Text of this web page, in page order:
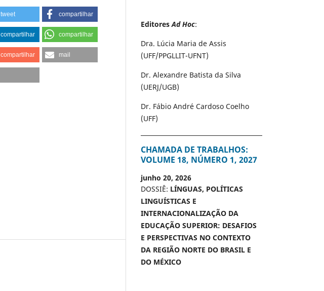
tweet compartilhar
compartilhar compartilhar
compartilhar mail
EditoresAd Hoc:
Dra. Lúcia Maria de Assis
(UFF/PPGLLIT-UFNT)
Dr. Alexandre Batista da Silva
(UERJ/UGB)
Dr. Fábio André Cardoso Coelho
(UFF)
CHAMADA DE TRABALHOS:
VOLUME 18, NÚMERO 1, 2027
junho 20, 2026
DOSSIÊ: LÍNGUAS, POLÍTICAS
LINGUÍSTICAS E
INTERNACIONALIZAÇÃO DA
EDUCAÇÃO SUPERIOR: DESAFIOS
E PERSPECTIVAS NO CONTEXTO
DA REGIÃO NORTE DO BRASIL E
DO MÉXICO